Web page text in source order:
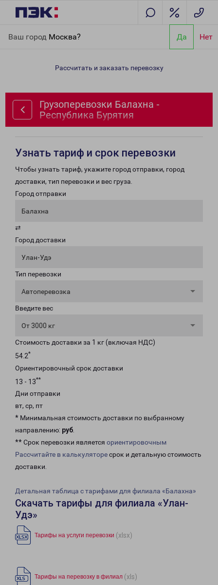
Ваш город Москва? Да Нет
Бурятия
Рассчитать и заказать перевозку
Грузоперевозки Балахна -
Республика Бурятия
Узнать тариф и срок перевозки
Чтобы узнать тариф, укажите город отправки, город
доставки, тип перевозки и вес груза.
Город отправки
Балахна
⇄
Город доставки
Улан-Удэ
Тип перевозки
Автоперевозка
Введите вес
От 3000 кг
Стоимость доставки за 1 кг (включая НДС)
54.2*
Ориентировочный срок доставки
13 - 13**
Дни отправки
вт, ср, пт
* Минимальная стоимость доставки по выбранному
направлению: руб.
** Срок перевозки является ориентировочным
Рассчитайте в калькуляторесрок и детальную стоимость
доставки.
Детальная таблица с тарифами для филиала «Балахна»
Скачать тарифы для филиала «Улан-
Удэ»
Тарифы на услуги перевозки (xlsx)
Тарифы на перевозку в филиал (xls)